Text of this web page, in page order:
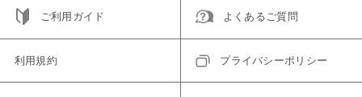
ご利用ガイド よくあるご質問
利用規約 プライバシーポリシー